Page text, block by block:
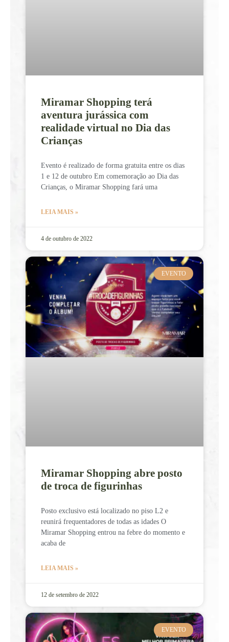
Miramar Shopping terá
aventura jurássica com
realidade virtual no Dia das
Crianças
Evento é realizado de forma gratuita entre os dias
1 e 12 de outubro Em comemoração ao Dia das
Crianças, o Miramar Shopping fará uma
LEIA MAIS »
4 de outubro de 2022
EVENTO
Miramar Shopping abre posto
de troca de figurinhas
Posto exclusivo está localizado no piso L2 e
reunirá frequentadores de todas as idades O
Miramar Shopping entrou na febre do momento e
acaba de
LEIA MAIS »
12 de setembro de 2022
EVENTO